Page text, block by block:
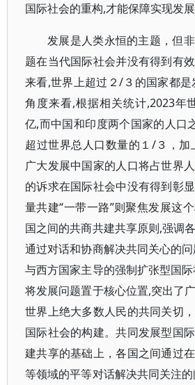
国际社会的重构,才能保障实现发展
发展是人类永恒的主题，但
题在当代国际社会并没有得到有
来看,世界上超过２/３的国家都是
角度来看,根据相关统计,2023年
亿,而中国和印度两个国家的人口
超过世界总人口数量的１/３，加
广大发展中国家的人口将占世界
的诉求在国际社会中没有得到彰
量共建“一带一路”则聚焦发展这
国之间的共商共建共享原则,强调
通过对话和协商解决共同关心的问
与西方国家主导的强制扩张型国
将发展问题置于核心位置,突出了
世界上绝大多数人民的共同关切
国际社会的构建。共同发展型国
建共享的基础上，各国之间通过
等领域的平等对话解决共同关注